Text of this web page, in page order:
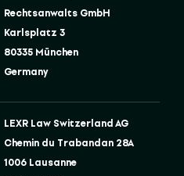
Rechtsanwalts GmbH
Karlsplatz 3
80335 München
Germany
LEXR Law Switzerland AG
Chemin du Trabandan 28A
1006 Lausanne